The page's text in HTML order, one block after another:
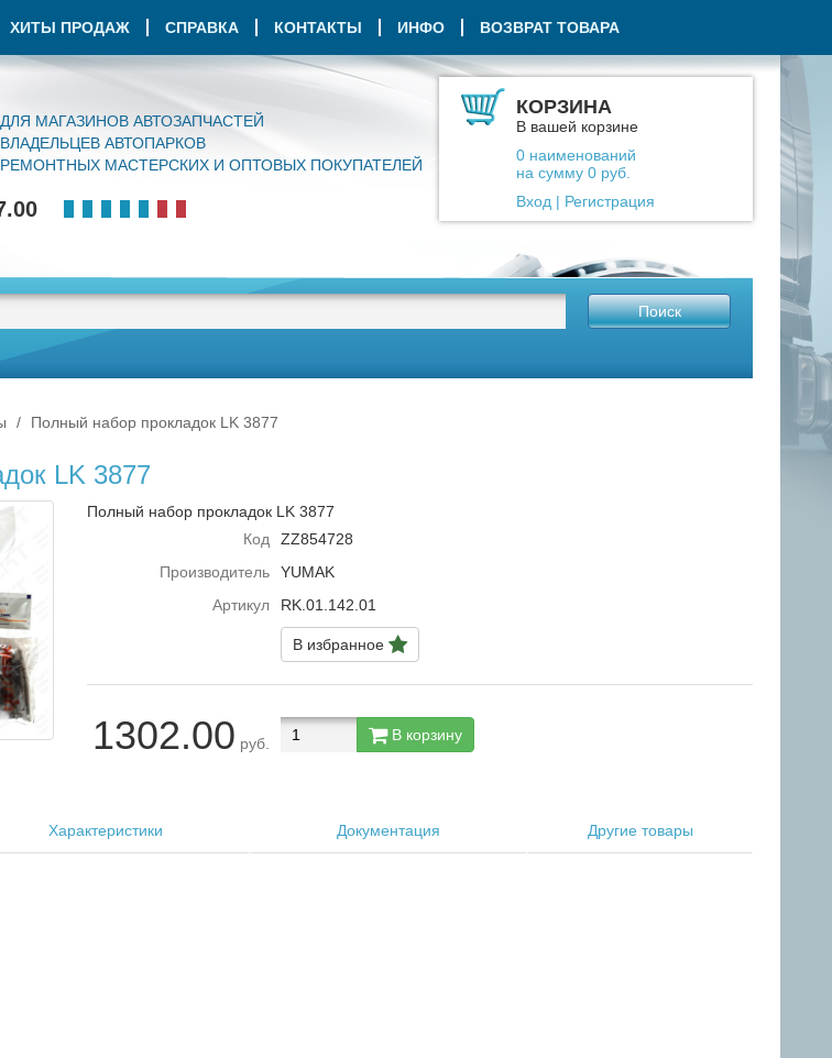
КОРЗИНА
В вашей корзине
0 наименований
на сумму 0 руб.
Вход | Регистрация
ХИТЫ ПРОДАЖ СПРАВКА КОНТАКТЫ ИНФО ВОЗВРАТ ТОВАРА
ДЛЯ МАГАЗИНОВ АВТОЗАПЧАСТЕЙ
ВЛАДЕЛЬЦЕВ АВТОПАРКОВ
РЕМОНТНЫХ МАСТЕРСКИХ И ОПТОВЫХ ПОКУПАТЕЛЕЙ
Поиск
Полный набор прокладок LK 3877
LK 3877
Полный набор прокладок LK 3877
Код
ZZ854728
Производитель
YUMAK
Артикул
RK.01.142.01
В избранное
1302.00 руб. В корзину
Характеристики Документация Другие товары